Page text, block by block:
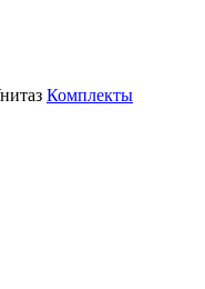
Комплекты